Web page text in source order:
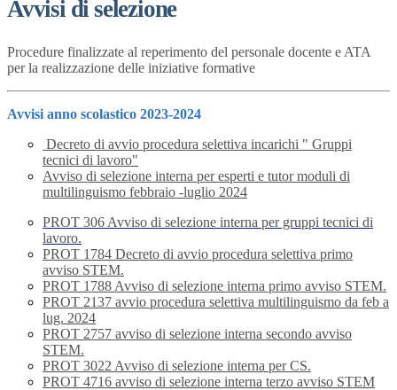
Avvisi di selezione
Procedure finalizzate al reperimento del personale docente e ATA
per la realizzazione delle iniziative formative
Avvisi anno scolastico 2023-2024
Decreto di avvio procedura selettiva incarichi " Gruppi
tecnici di lavoro"
Avviso di selezione interna per esperti e tutor moduli di
multilinguismo febbraio -luglio 2024
PROT 306 Avviso di selezione interna per gruppi tecnici di
lavoro.
PROT 1784 Decreto di avvio procedura selettiva primo
avviso STEM.
PROT 1788 Avviso di selezione interna primo avviso STEM.
PROT 2137 avvio procedura selettiva multilinguismo da feb a
lug. 2024
PROT 2757 avviso di selezione interna secondo avviso
STEM.
PROT 3022 Avviso di selezione interna per CS.
PROT 4716 avviso di selezione interna terzo avviso STEM